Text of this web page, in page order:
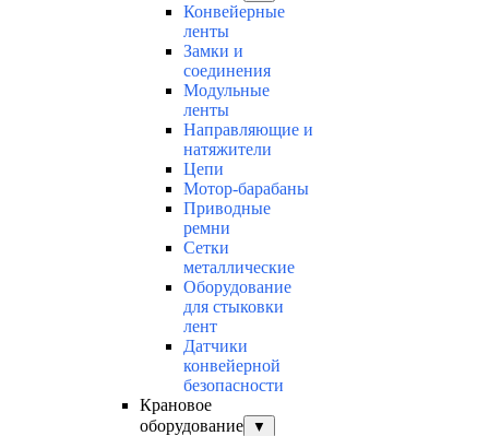
Конвейерные
ленты
Замки и
соединения
Модульные
ленты
Направляющие и
натяжители
Цепи
Мотор-барабаны
Приводные
ремни
Сетки
металлические
Оборудование
для стыковки
лент
Датчики
конвейерной
безопасности
Крановое
оборудование
▼